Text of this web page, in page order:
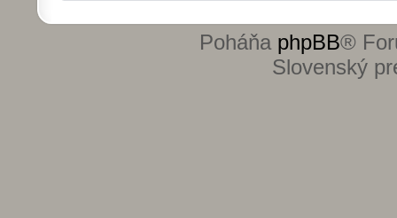
Poháňa phpBB®
Slovenský